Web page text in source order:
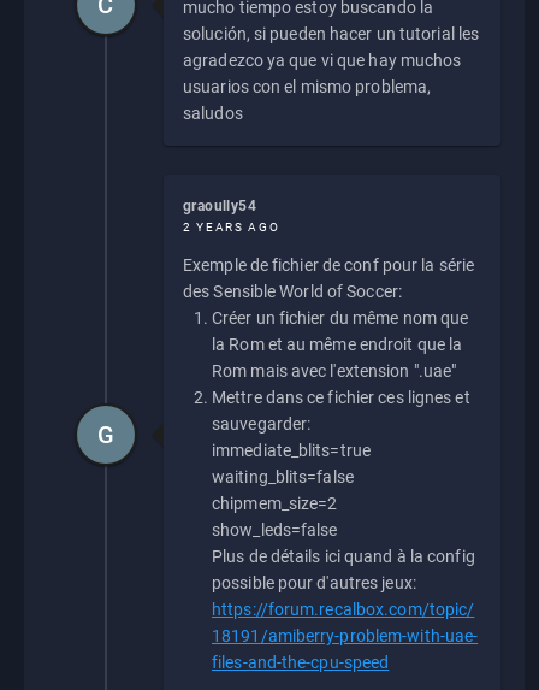
mucho tiempo estoy buscando la
solución, si pueden hacer un tutorial les
agradezco ya que vi que hay muchos
usuarios con el mismo problema,
saludos
graoully54
2 YEARS AGO
Exemple de fichier de conf pour la série
des Sensible World of Soccer:
Créer un fichier du même nom que
la Rom et au même endroit que la
Rom mais avec l'extension ".uae"
Mettre dans ce fichier ces lignes et
sauvegarder:
immediate_blits=true
waiting_blits=false
chipmem_size=2
show_leds=false
Plus de détails ici quand à la config
possible pour d'autres jeux:
https://forum.recalbox.com/topic/
18191/amiberry-problem-with-uae-
files-and-the-cpu-speed
G